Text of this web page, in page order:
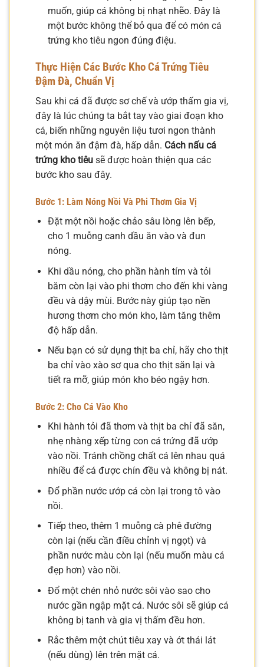
muốn, giúp cá không bị nhạt nhẽo. Đây là
một bước không thể bỏ qua để có món cá
trứng kho tiêu ngon đúng điệu.
Thực Hiện Các Bước Kho Cá Trứng Tiêu
Đậm Đà, Chuẩn Vị
Sau khi cá đã được sơ chế và ướp thấm gia vị,
đây là lúc chúng ta bắt tay vào giai đoạn kho
cá, biến những nguyên liệu tươi ngon thành
một món ăn đậm đà, hấp dẫn. Cách nấu cá
trứng kho tiêu sẽ được hoàn thiện qua các
bước kho sau đây.
Bước 1: Làm Nóng Nồi Và Phi Thơm Gia Vị
Đặt một nồi hoặc chảo sâu lòng lên bếp,
cho 1 muỗng canh dầu ăn vào và đun
nóng.
Khi dầu nóng, cho phần hành tím và tỏi
băm còn lại vào phi thơm cho đến khi vàng
đều và dậy mùi. Bước này giúp tạo nền
hương thơm cho món kho, làm tăng thêm
độ hấp dẫn.
Nếu bạn có sử dụng thịt ba chỉ, hãy cho thịt
ba chỉ vào xào sơ qua cho thịt săn lại và
tiết ra mỡ, giúp món kho béo ngậy hơn.
Bước 2: Cho Cá Vào Kho
Khi hành tỏi đã thơm và thịt ba chỉ đã săn,
nhẹ nhàng xếp từng con cá trứng đã ướp
vào nồi. Tránh chồng chất cá lên nhau quá
nhiều để cá được chín đều và không bị nát.
Đổ phần nước ướp cá còn lại trong tô vào
nồi.
Tiếp theo, thêm 1 muỗng cà phê đường
còn lại (nếu cần điều chỉnh vị ngọt) và
phần nước màu còn lại (nếu muốn màu cá
đẹp hơn) vào nồi.
Đổ một chén nhỏ nước sôi vào sao cho
nước gần ngập mặt cá. Nước sôi sẽ giúp cá
không bị tanh và gia vị thấm đều hơn.
Rắc thêm một chút tiêu xay và ớt thái lát
(nếu dùng) lên trên mặt cá.